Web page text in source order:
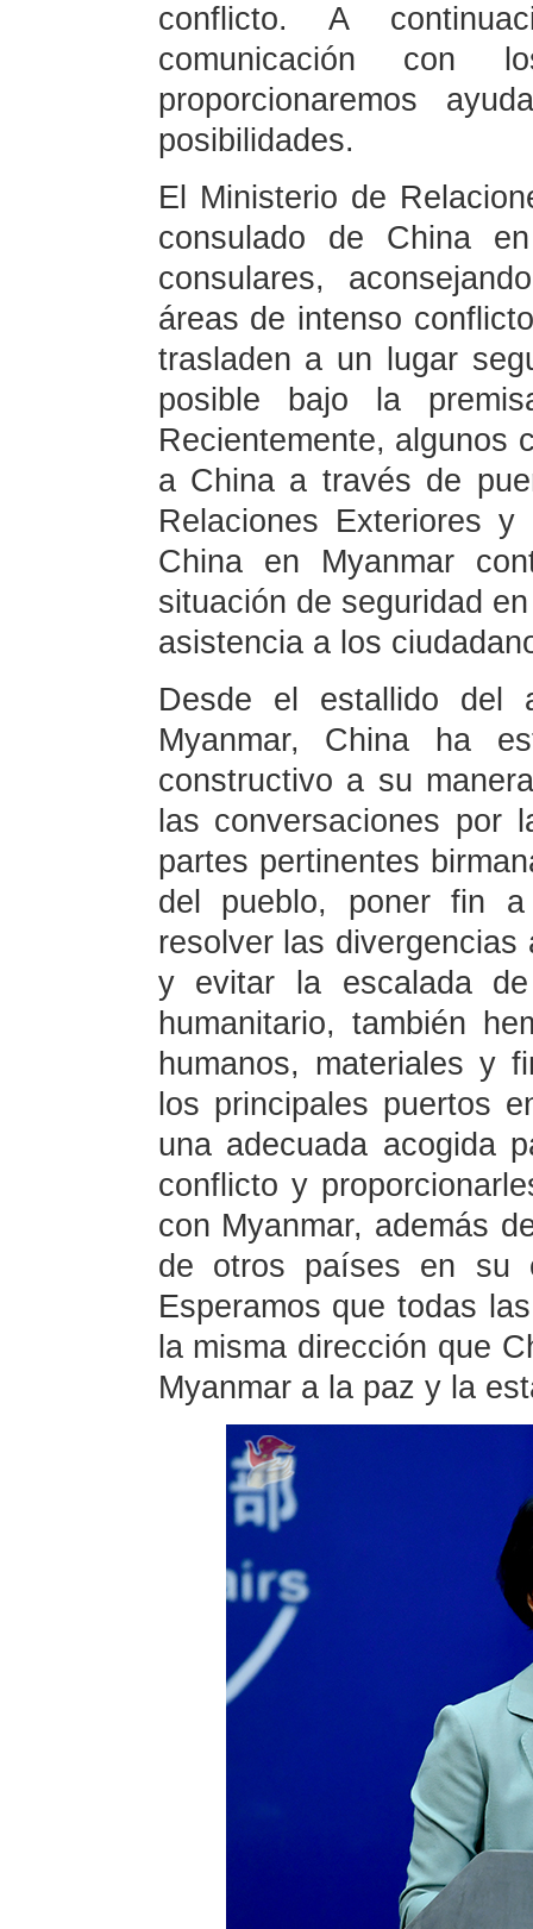
conflicto. A
comunicación
proporcionaremos
posibilidades.
El Ministerio de
consulado de China
consulares,
áreas de intenso
trasladen a un lugar
posible bajo la
Recientemente, algunos
a China a través de
Relaciones Exteriores
China en Myanmar
situación de seguridad
asistencia a los
Desde el estallido del
Myanmar, China ha
constructivo a su
las conversaciones por
partes pertinentes
del pueblo, poner fin
resolver las
y evitar la escalada
humanitario, también
humanos, materiales y
los principales puertos
una adecuada acogida
conflicto y
con Myanmar, además
de otros países en su
Esperamos que todas
la misma dirección que
Myanmar a la paz y la